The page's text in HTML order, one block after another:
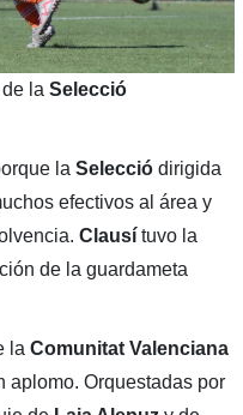
la Selecció
la Selecciódirigida
efectivos al área y
Clausítuvo la
de la guardameta
la Comunitat Valenciana
aplomo. Orquestadas por